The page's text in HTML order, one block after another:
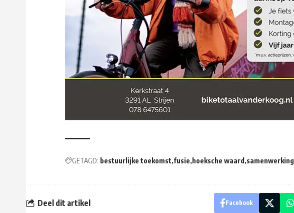
GETAGD: bestuurlijke toekomst fusie hoeksche waard samenwerking
Deel dit artikel Facebook